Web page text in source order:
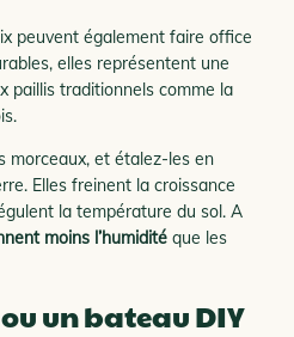
peuvent également faire office
elles représentent une
paillis traditionnels comme la
morceaux, et étalez-les en
Elles freinent la croissance
la température du sol. A
moins l’humidité que les
un bateau DIY